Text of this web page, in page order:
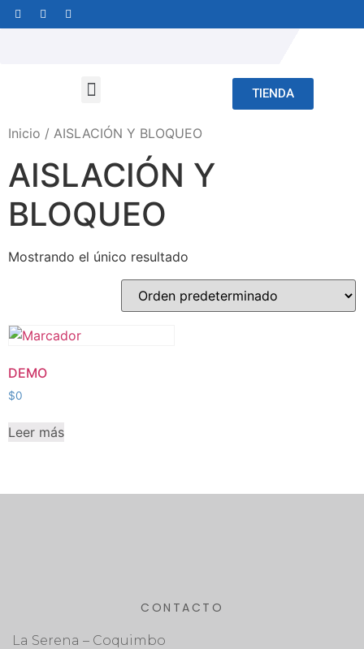
TIENDA
Inicio / AISLACIÓN Y BLOQUEO
AISLACIÓN Y
BLOQUEO
Mostrando el único resultado
DEMO
$0
Leer más
CONTACTO
La Serena – Coquimbo